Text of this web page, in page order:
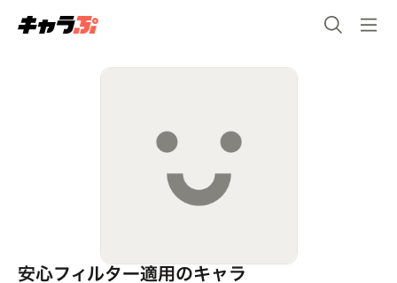
安心フィルター適用のキャラ